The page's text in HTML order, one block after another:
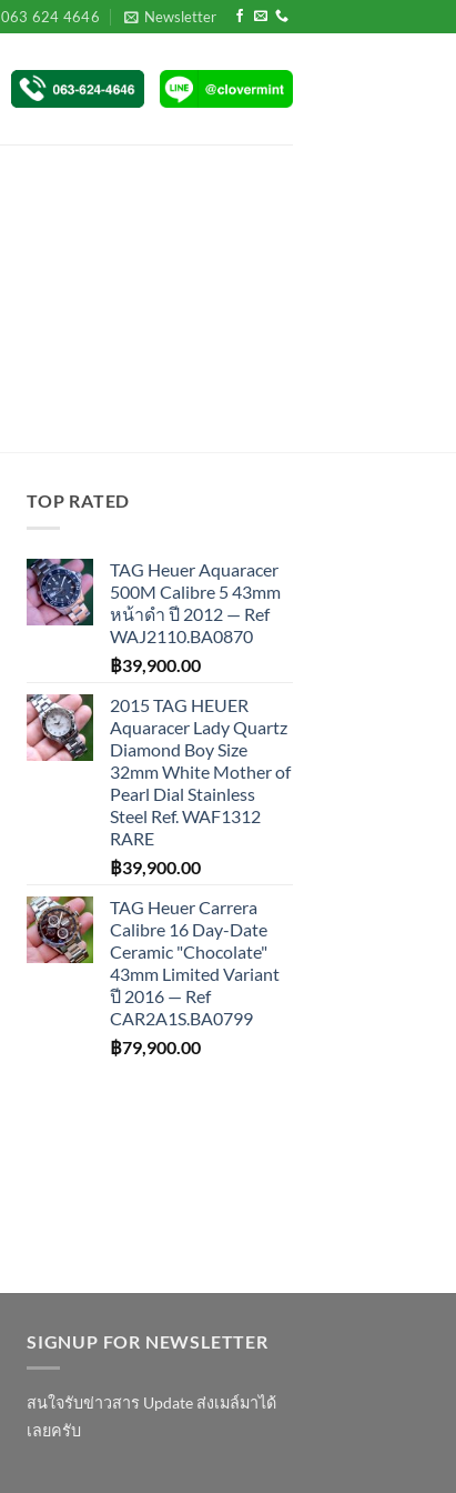
063 624 4646 Newsletter
TOP RATED
TAG Heuer Aquaracer
500M Calibre 5 43mm
หน้าดำ ปี 2012 — Ref
WAJ2110.BA0870
฿39,900.00
2015 TAG HEUER
Aquaracer Lady Quartz
Diamond Boy Size
32mm White Mother of
Pearl Dial Stainless
Steel Ref. WAF1312
RARE
฿39,900.00
TAG Heuer Carrera
Calibre 16 Day-Date
Ceramic "Chocolate"
43mm Limited Variant
ปี 2016 — Ref
CAR2A1S.BA0799
฿79,900.00
SIGNUP FOR NEWSLETTER
สนใจรับข่าวสาร Update ส่งเมล์มาได้
เลยครับ